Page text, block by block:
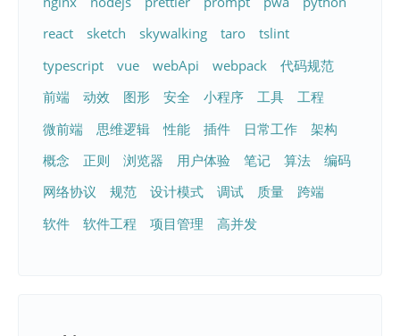
react
sketch skywalking taro
tslint
typescript
vue webApi webpack
代码规范
前端
动效 图形 安全 小程序 工具
工程
微前端
思维逻辑 性能 插件 日常工作
架构
概念
正则 浏览器 用户体验 笔记 算法
编码
网络协议
规范 设计模式 调试 质量
跨端
软件
软件工程 项目管理 高并发